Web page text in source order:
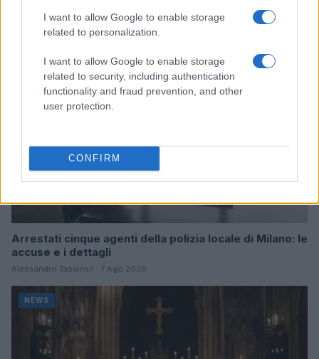
I want to allow Google to enable storage
related to personalization.
I want to allow Google to enable storage
related to security, including authentication
functionality and fraud prevention, and other
user protection.
CONFIRM
Arrestati cinque agenti della polizia locale di Milano: le
accuse e i dettagli
Alessandro Tassinari · 7 Ago 2026
NEWS